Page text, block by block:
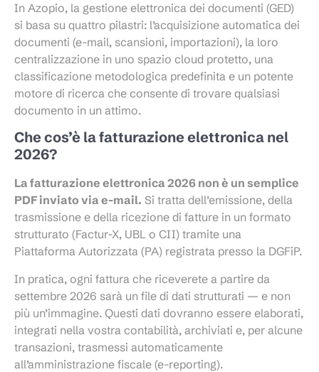
In Azopio, la gestione elettronica dei documenti (GED)
si basa su quattro pilastri: l’acquisizione automatica dei
documenti (e-mail, scansioni, importazioni), la loro
centralizzazione in uno spazio cloud protetto, una
classificazione metodologica predefinita e un potente
motore di ricerca che consente di trovare qualsiasi
documento in un attimo.
Che cos’è la fatturazione elettronica nel
2026?
La fatturazione elettronica 2026 non è un semplice
PDF inviato via e-mail. Si tratta dell’emissione, della
trasmissione e della ricezione di fatture in un formato
strutturato (Factur-X, UBL o CII) tramite una
Piattaforma Autorizzata (PA) registrata presso la DGFiP.
In pratica, ogni fattura che riceverete a partire da
settembre 2026 sarà un file di dati strutturati — e non
più un’immagine. Questi dati dovranno essere elaborati,
integrati nella vostra contabilità, archiviati e, per alcune
transazioni, trasmessi automaticamente
all’amministrazione fiscale (e-reporting).